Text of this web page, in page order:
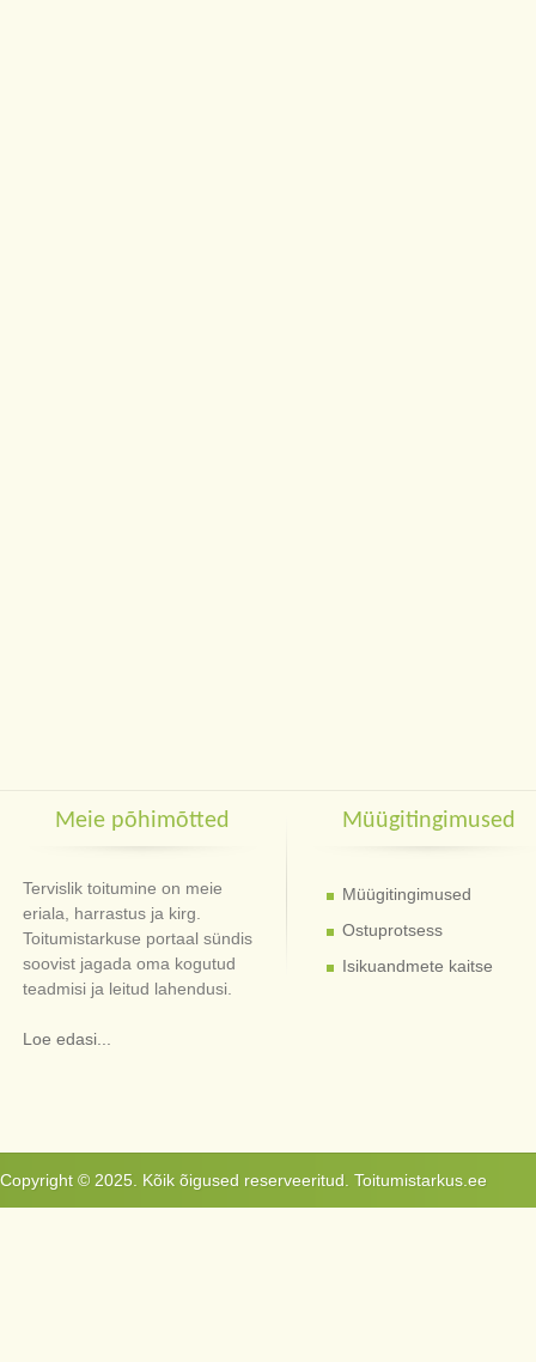
Meie põhimõtted
Tervislik toitumine on meie
eriala, harrastus ja kirg.
Toitumistarkuse portaal sündis
soovist jagada oma kogutud
teadmisi ja leitud lahendusi.
Loe edasi...
Müügitingimused
Müügitingimused
Ostuprotsess
Isikuandmete kaitse
Copyright © 2025. Kõik õigused reserveeritud. Toitumistarkus.ee